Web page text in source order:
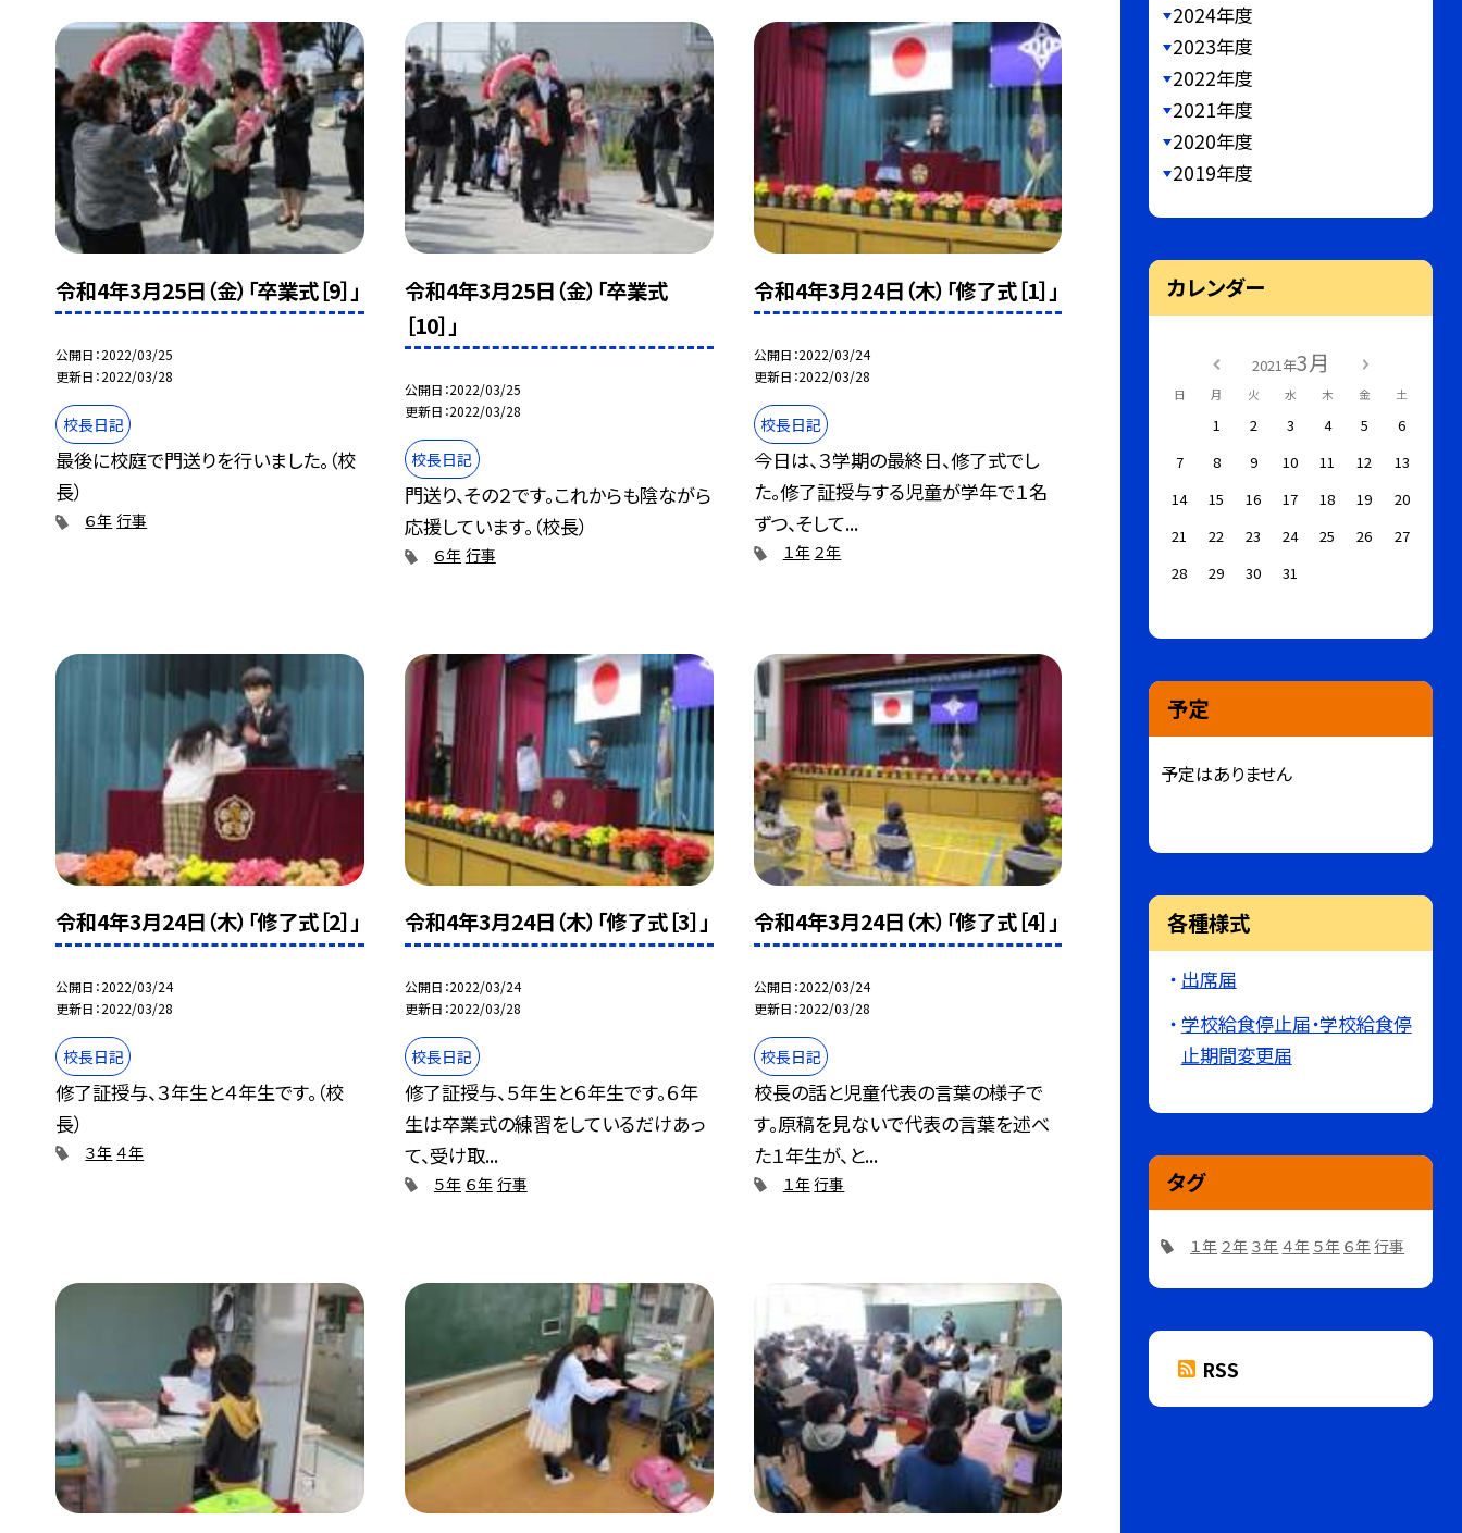
令和4年3月25日（金）「卒業式［9］」
公開日 2022/03/25
更新日 2022/03/28
校長日記
最後に校庭で門送りを行いました。（校
長）
６年 行事
令和4年3月25日（金）「卒業式
［10］」
公開日 2022/03/25
更新日 2022/03/28
校長日記
門送り、その２です。これからも陰ながら
応援しています。（校長）
６年 行事
令和4年3月24日（木）「修了式［1］」
公開日 2022/03/24
更新日 2022/03/28
校長日記
今日は、３学期の最終日、修了式でし
た。修了証授与する児童が学年で１名
ずつ、そして...
１年 ２年
令和4年3月24日（木）「修了式［2］」
公開日 2022/03/24
更新日 2022/03/28
校長日記
修了証授与、３年生と４年生です。（校
長）
３年 ４年
令和4年3月24日（木）「修了式［3］」
公開日 2022/03/24
更新日 2022/03/28
校長日記
修了証授与、５年生と６年生です。６年
生は卒業式の練習をしているだけあっ
て、受け取...
５年 ６年 行事
令和4年3月24日（木）「修了式［4］」
公開日 2022/03/24
更新日 2022/03/28
校長日記
校長の話と児童代表の言葉の様子で
す。原稿を見ないで代表の言葉を述べ
た１年生が、と...
１年行事
2024年度
2023年度
2022年度
2021年度
2020年度
2019年度
カレンダー
2021年3月
日 月 火 水 木 金 土
1 2 3 4 5
6
7
8 9 10 11 12
13
14
15 16 17 18 19
20
21
22 23 24 25 26
27
28
29 30 31
予定
予定はありません
各種様式
出席届
学校給食停止届・学校給食停
止期間変更届
タグ
１年 ２年 ３年 ４年 ５年 ６年 行事
RSS